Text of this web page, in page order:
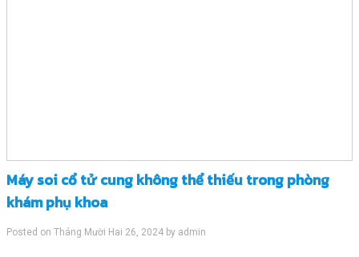
Máy soi cổ tử cung không thể thiếu trong phòng
khám phụ khoa
Posted on Tháng Mười Hai 26, 2024 by admin